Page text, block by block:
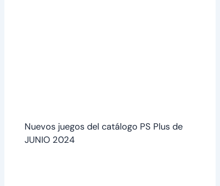
Nuevos juegos del catálogo PS Plus de
JUNIO 2024